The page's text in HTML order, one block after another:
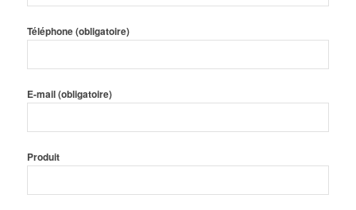
Téléphone (obligatoire)
E-mail (obligatoire)
Produit